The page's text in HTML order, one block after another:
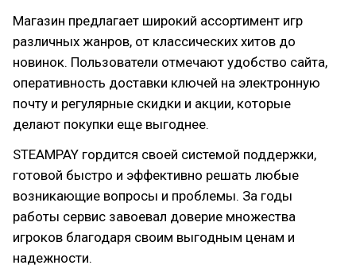
Магазин предлагает широкий ассортимент игр
различных жанров, от классических хитов до
новинок. Пользователи отмечают удобство сайта,
оперативность доставки ключей на электронную
почту и регулярные скидки и акции, которые
делают покупки еще выгоднее.
STEAMPAY гордится своей системой поддержки,
готовой быстро и эффективно решать любые
возникающие вопросы и проблемы. За годы
работы сервис завоевал доверие множества
игроков благодаря своим выгодным ценам и
надежности.